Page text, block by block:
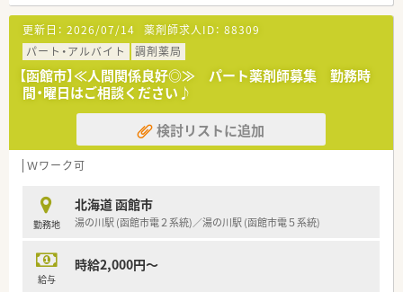
更新日： 2026/07/14 薬剤師求人ID： 88309
パート・アルバイト
調剤薬局
【函館市】≪人間関係良好◎≫ パート薬剤師募集 勤務時
間・曜日はご相談ください♪
検討リストに追加
Ｗワーク可
勤務地
北海道 函館市
湯の川駅 (函館市電２系統)／湯の川駅 (函館市電５系統)
給与
時給2,000円～